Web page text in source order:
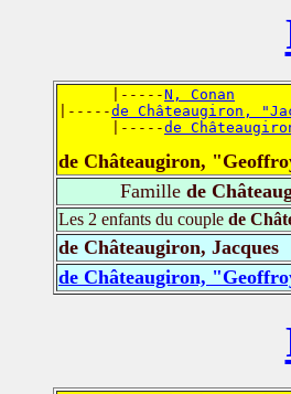
      |-----
N, Conan
|-----de Châteaugiron,
      |-----
de
de Châteaugiron,
Famillede
Les 2 enfants du couple de
de Châteaugiron, Jacques
de Châteaugiron,